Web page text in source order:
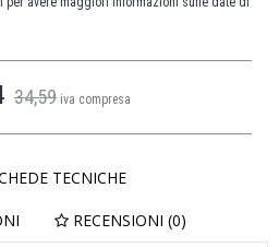
34,59 iva compresa
TECNICHE
RECENSIONI (0)